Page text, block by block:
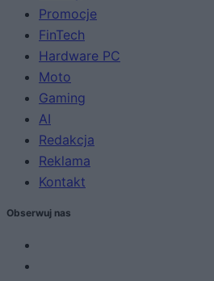
Promocje
FinTech
Hardware PC
Moto
Gaming
AI
Redakcja
Reklama
Kontakt
Obserwuj nas